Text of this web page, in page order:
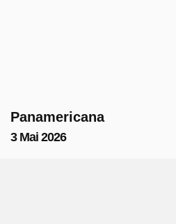
Panamericana
3 Mai 2026